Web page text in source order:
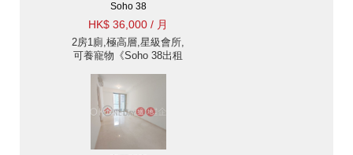
Soho 38
HK$ 36,000 / 月
2房1廁,極高層,星級會所,
可養寵物《Soho 38出租